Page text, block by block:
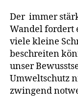
Der immer
Wandel fordert
viele kleine
beschreiten
unser
Umweltschutz
zwingend